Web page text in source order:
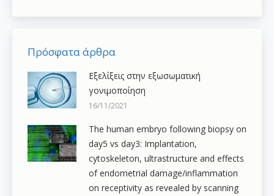
Πρόσφατα άρθρα
Εξελίξεις στην εξωσωματική
γονιμοποίηση
16/11/2021
The human embryo following biopsy on
day5 vs day3: Implantation,
cytoskeleton, ultrastructure and effects
of endometrial damage/inflammation
on receptivity as revealed by scanning